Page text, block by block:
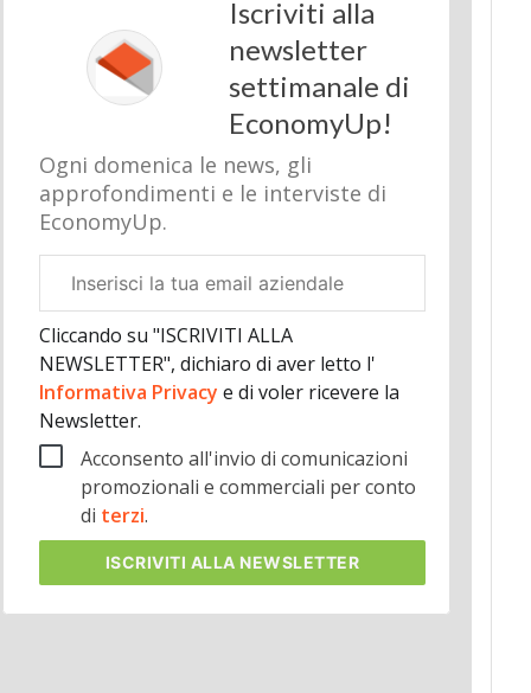
Iscriviti alla
newsletter
settimanale di
EconomyUp!
Ogni domenica le news, gli
approfondimenti e le interviste di
EconomyUp.
aziendale
Cliccando su "ISCRIVITI ALLA
NEWSLETTER", dichiaro di aver letto l'
Informativa Privacy e di voler ricevere la
Newsletter.
Acconsento all'invio di comunicazioni
promozionali e commerciali per conto
di terzi.
ISCRIVITI ALLA NEWSLETTER